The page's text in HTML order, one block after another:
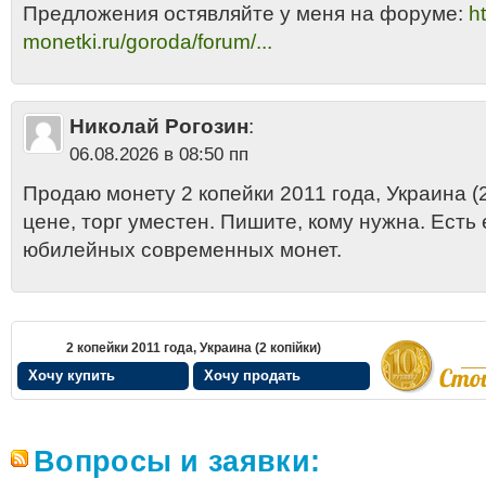
Предложения остявляйте у меня на форуме:
monetki.ru/goroda/forum/...
Николай Рогозин:
06.08.2026 в 08:50 пп
Продаю монету 2 копейки 2011 года, Украина
цене, торг уместен. Пишите, кому нужна.
юбилейных современных монет.
2 копейки 2011 года, Украина (2 копійки)
Хочу купить Хочу продать
Вопросы и заявки: